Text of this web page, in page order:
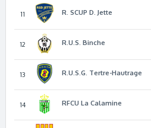
11 R. SCUP D. Jette
12 R.U.S. Binche
13 R.U.S.G. Tertre-Hautrage
14 RFCU La Calamine